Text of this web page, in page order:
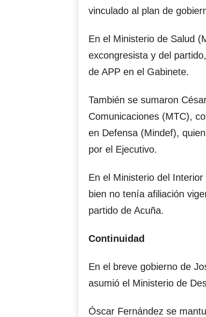
vinculado al plan de
En el Ministerio de Salud
excongresista y del
de APP en el Gabinete.
También se sumaron
Comunicaciones (MTC),
en Defensa (Mindef),
por el Ejecutivo.
En el Ministerio del
bien no tenía afiliación
partido de Acuña.
Continuidad
En el breve gobierno de
asumió el Ministerio de
Óscar Fernández se